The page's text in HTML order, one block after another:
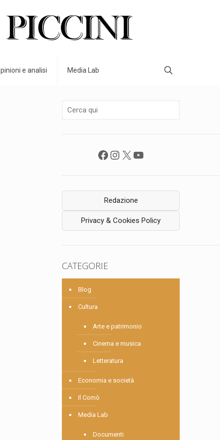
e analisi Media Lab
Facebook
Instagram
X YouTube
Redazione
Privacy & Cookies Policy
CATEGORIE
Blog
Cultura
Arte e patrimonio
Cinema e musica
Letteratura
Economia e società
Il Comò
Media Lab
Documenti